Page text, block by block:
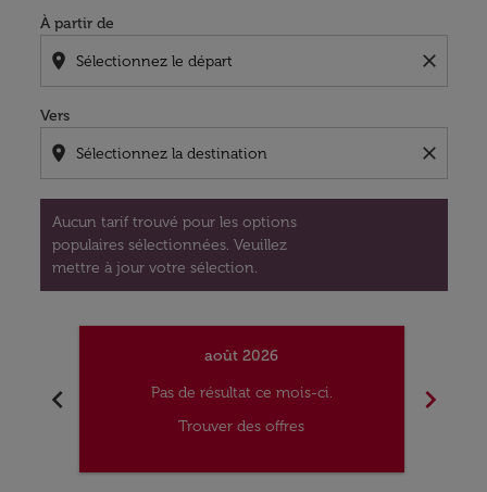
À partir de
location_on close
Vers
location_on close
Aucun tarif trouvé pour les options
populaires sélectionnées. Veuillez
mettre à jour votre sélection.
chevron_left
août 2026
Pas de résultat ce mois-ci.
Trouver des offres
chevron_right